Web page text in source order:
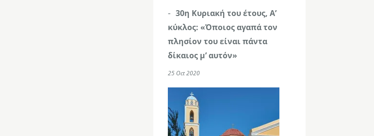
30η Κυριακή του έτους, Α’
κύκλος: «Όποιος αγαπά τον
πλησίον του είναι πάντα
δίκαιος μ’ αυτόν»
25 Oct 2020